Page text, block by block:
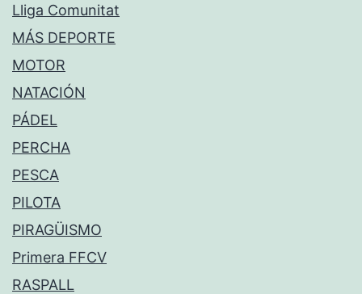
Lliga Comunitat
MÁS DEPORTE
MOTOR
NATACIÓN
PÁDEL
PERCHA
PESCA
PILOTA
PIRAGÜISMO
Primera FFCV
RASPALL